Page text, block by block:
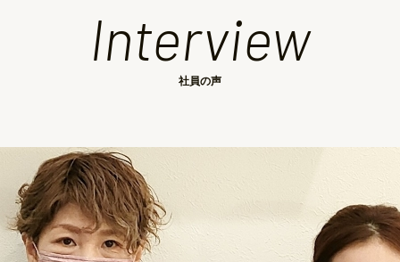
Interview
社員の声